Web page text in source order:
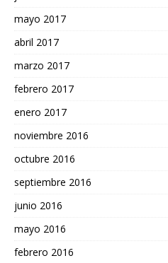
mayo 2017
abril 2017
marzo 2017
febrero 2017
enero 2017
noviembre 2016
octubre 2016
septiembre 2016
junio 2016
mayo 2016
febrero 2016